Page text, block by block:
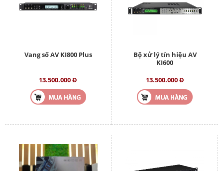
Vang số AV KI800 Plus
13.500.000 Đ
Bộ xử lý tín hiệu AV
KI600
13.500.000 Đ